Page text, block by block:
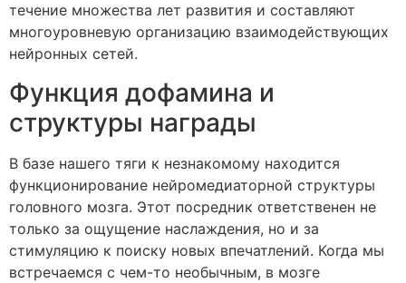
течение множества лет развития и составляют
многоуровневую организацию взаимодействующих
нейронных сетей.
Функция дофамина и
структуры награды
В базе нашего тяги к незнакомому находится
функционирование нейромедиаторной структуры
головного мозга. Этот посредник ответственен не
только за ощущение наслаждения, но и за
стимуляцию к поиску новых впечатлений. Когда мы
встречаемся с чем-то необычным, в мозге